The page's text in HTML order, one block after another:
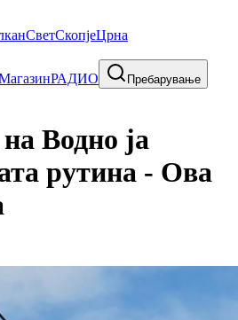
СветСкопјеЦрна
РАДИО Пребарување
Водно ја
рутина - Ова